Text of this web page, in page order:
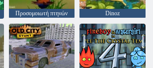
Προσομοιωτή πτηνών Dinoz